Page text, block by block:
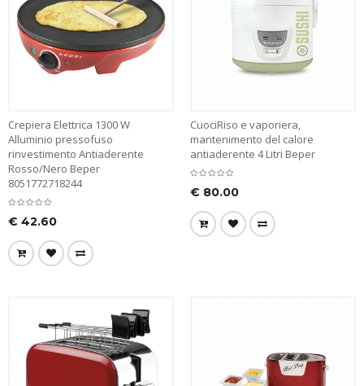
Crepiera Elettrica 1300 W
Alluminio pressofuso
rinvestimento Antiaderente
Rosso/Nero Beper
8051772718244
€ 42.60
CuociRiso e vaporiera,
mantenimento del calore
antiaderente 4 Litri Beper
€ 80.00